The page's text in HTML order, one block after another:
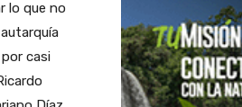
lo que no
casi